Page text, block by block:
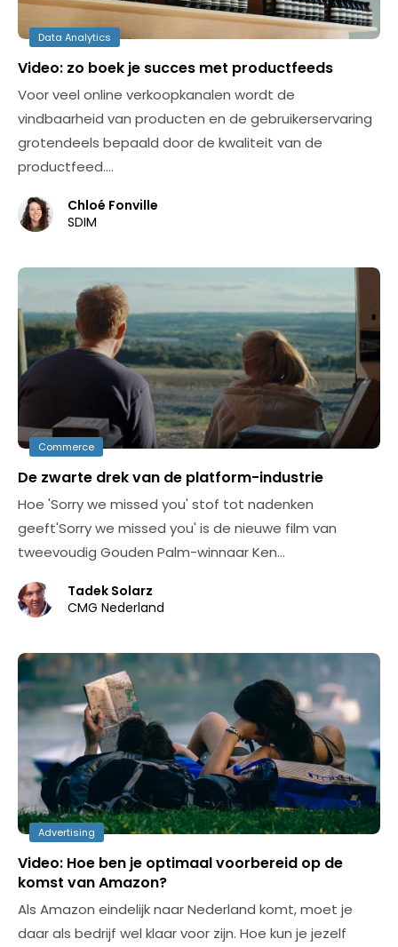
Data Analytics
Video: zo boek je succes met productfeeds
Voor veel online verkoopkanalen wordt de
vindbaarheid van producten en de gebruikerservaring
grotendeels bepaald door de kwaliteit van de
productfeed.…
Chloé Fonville
SDIM
Commerce
De zwarte drek van de platform-industrie
Hoe 'Sorry we missed you' stof tot nadenken
geeft'Sorry we missed you' is de nieuwe film van
tweevoudig Gouden Palm-winnaar Ken…
Tadek Solarz
CMG Nederland
Advertising
Video: Hoe ben je optimaal voorbereid op de
komst van Amazon?
Als Amazon eindelijk naar Nederland komt, moet je
daar als bedrijf wel klaar voor zijn. Hoe kun je jezelf